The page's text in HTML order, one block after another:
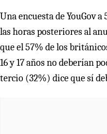
Una encuesta de YouGov
las horas posteriores al
que el 57% de los
16 y 17 años no deberían
tercio (32%) dice que sí